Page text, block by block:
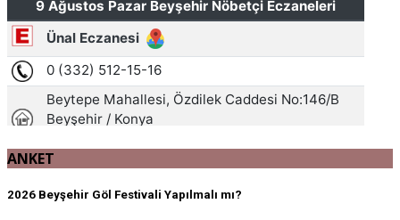
ANKET
2026 Beyşehir Göl Festivali Yapılmalı mı?